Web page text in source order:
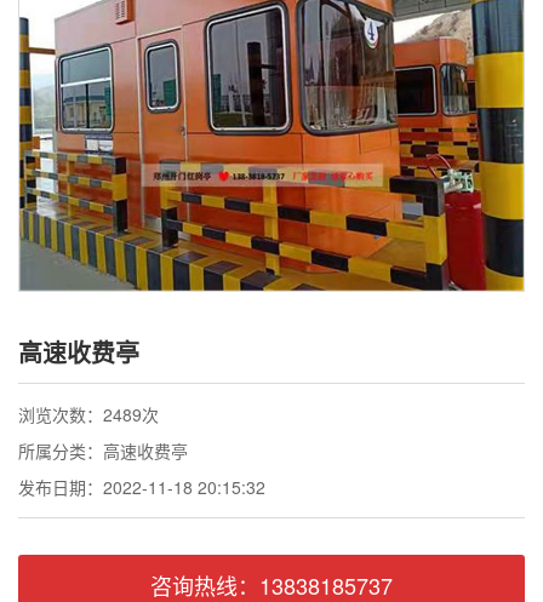
新闻资讯
联系我们
高速收费亭
浏览次数：2489次
所属分类：高速收费亭
发布日期：2022-11-18 20:15:32
咨询热线：13838185737